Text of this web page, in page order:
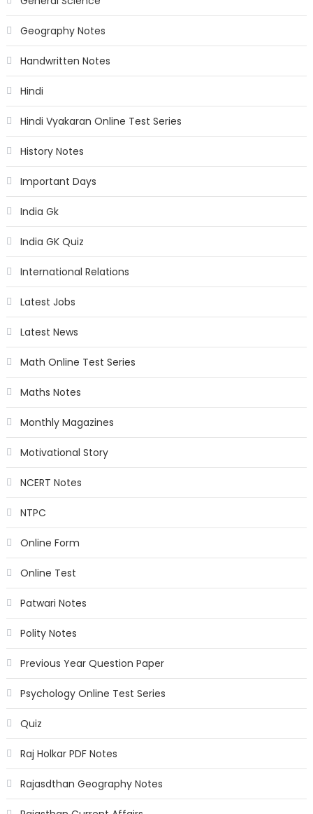
Geography Notes
Handwritten Notes
Hindi
Hindi Vyakaran Online Test Series
History Notes
Important Days
India Gk
India GK Quiz
International Relations
Latest Jobs
Latest News
Math Online Test Series
Maths Notes
Monthly Magazines
Motivational Story
NCERT Notes
NTPC
Online Form
Online Test
Patwari Notes
Polity Notes
Previous Year Question Paper
Psychology Online Test Series
Quiz
Raj Holkar PDF Notes
Rajasdthan Geography Notes